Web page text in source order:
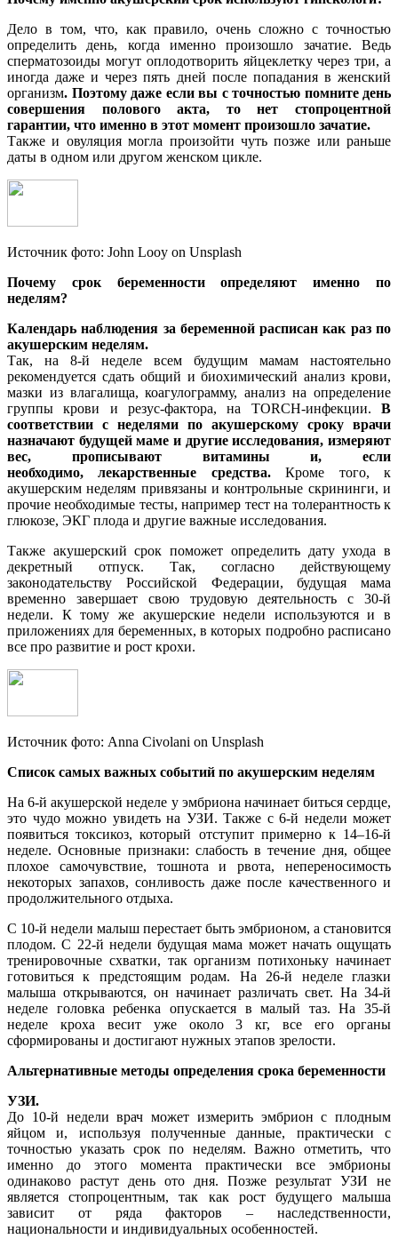
Дело в том, что, как правило, очень сложно с точностью
определить день, когда именно произошло зачатие. Ведь
сперматозоиды могут оплодотворить яйцеклетку через три, а
иногда даже и через пять дней после попадания в женский
организм. Поэтому даже если вы с точностью помните день
совершения полового акта, то нет стопроцентной
гарантии, что именно в этот момент произошло зачатие.
Также и овуляция могла произойти чуть позже или раньше
даты в одном или другом женском цикле.
Источник фото: John Looy on Unsplash
Почему срок беременностиопределяют именно по
неделям?
Календарь наблюдения за беременной расписан как раз по
акушерским неделям.
Так, на 8-й неделе всем будущим мамам настоятельно
рекомендуется сдать общий и биохимический анализ крови,
мазки из влагалища, коагулограмму, анализ на определение
группы крови и резус-фактора, на TORCH-инфекции. В
соответствии с неделями по акушерскому сроку врачи
назначают будущей маме и другие исследования, измеряют
вес, прописывают витамины и, если
необходимо, лекарственные средства.Кроме того, к
акушерским неделям привязаны и контрольные скрининги, и
прочие необходимые тесты, например тест на толерантность к
глюкозе, ЭКГ плода и другие важные исследования.
Также акушерский срок поможет определить дату ухода в
декретный отпуск. Так, согласно действующему
законодательству Российской Федерации, будущая мама
временно завершает свою трудовую деятельность с 30-й
недели. К тому же акушерские недели используются и в
приложениях для беременных, в которых подробно расписано
все про развитие и рост крохи.
Источник фото: Anna Civolani on Unsplash
Список самых важных событий по акушерским неделям
На 6-й акушерской неделе у эмбриона начинает биться сердце,
это чудо можно увидеть на УЗИ. Также с 6-й недели может
появиться токсикоз, который отступит примерно к 14–16-й
неделе. Основные признаки: слабость в течение дня, общее
плохое самочувствие, тошнота и рвота, непереносимость
некоторых запахов, сонливость даже после качественного и
продолжительного отдыха.
С 10-й недели малыш перестает быть эмбрионом, а становится
плодом. С 22-й недели будущая мама может начать ощущать
тренировочные схватки, так организм потихоньку начинает
готовиться к предстоящим родам. На 26-й неделе глазки
малыша открываются, он начинает различать свет. На 34-й
неделе головка ребенка опускается в малый таз. На 35-й
неделе кроха весит уже около 3 кг, все его органы
сформированы и достигают нужных этапов зрелости.
Альтернативные методы определения срока беременности
УЗИ.
До 10-й недели врач может измерить эмбрион с плодным
яйцом и, используя полученные данные, практически с
точностью указать срок по неделям. Важно отметить, что
именно до этого момента практически все эмбрионы
одинаково растут день ото дня. Позже результат УЗИ не
является стопроцентным, так как рост будущего малыша
зависит от ряда факторов – наследственности,
национальности и индивидуальных особенностей.